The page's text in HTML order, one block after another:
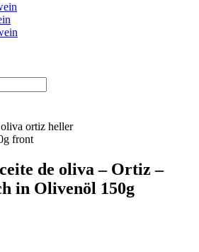
de oliva – Ortiz –
in Olivenöl 150g